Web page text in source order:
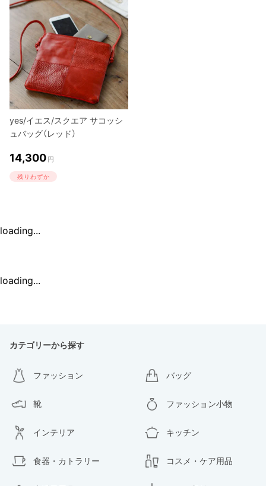
yes/イエス/スクエア サコッシ
ュバッグ（レッド）
14,300 円
残りわずか
loading...
loading...
カテゴリーから探す
ファッション バッグ
靴 ファッション小物
インテリア キッチン
食器・カトラリー コスメ・ケア用品